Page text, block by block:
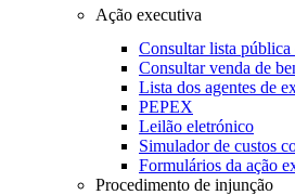
Ação executiva
Consultar lista pública
Consultar venda de
Lista dos agentes de
PEPEX
Leilão eletrónico
Simulador de custos
Formulários da ação
Procedimento de injunção